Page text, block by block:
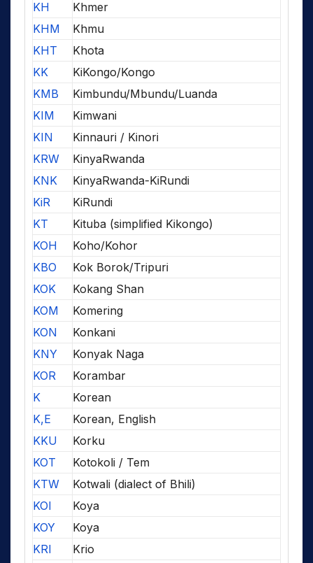
KH
Khmer
KHM
Khmu
KHT
Khota
KK
KiKongo/Kongo
KMB
Kimbundu/Mbundu/Luanda
KIM
Kimwani
KIN
Kinnauri / Kinori
KRW
KinyaRwanda
KNK
KinyaRwanda-KiRundi
KiR
KiRundi
KT
Kituba (simplified Kikongo)
KOH
Koho/Kohor
KBO
Kok Borok/Tripuri
KOK
Kokang Shan
KOM
Komering
KON
Konkani
KNY
Konyak Naga
KOR
Korambar
K
Korean
K,E
Korean, English
KKU
Korku
KOT
Kotokoli / Tem
KTW
Kotwali (dialect of Bhili)
KOI
Koya
KOY
Koya
KRI
Krio